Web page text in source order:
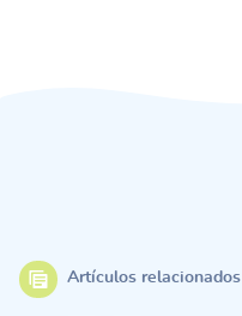
Artículos relacionados